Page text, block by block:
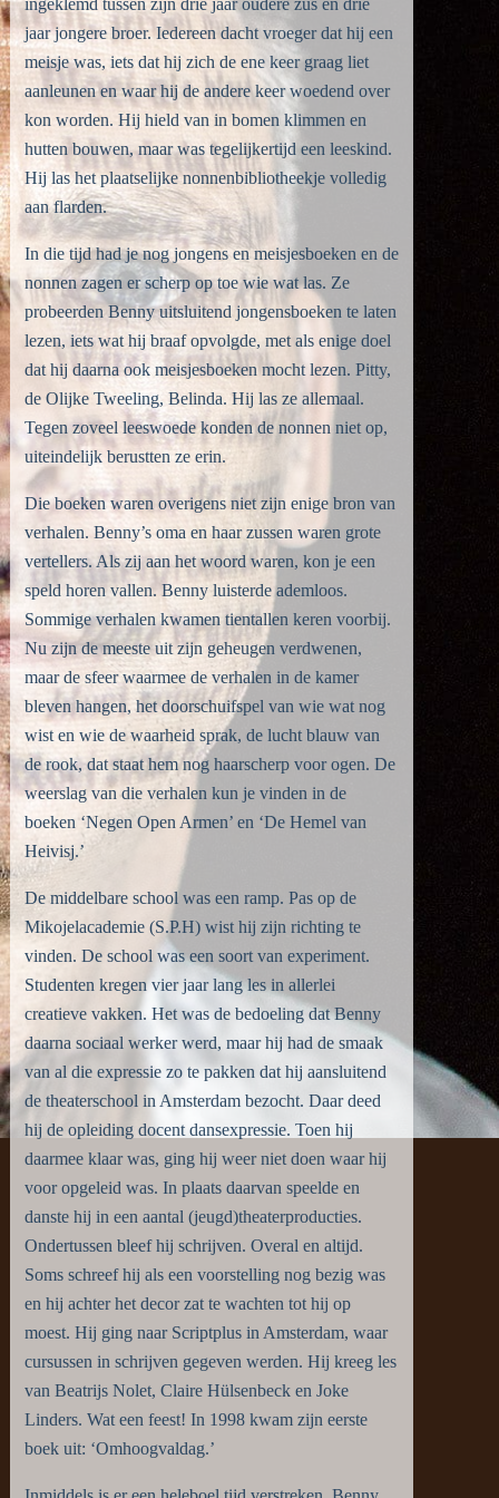
jaar jongere broer. Iedereen dacht vroeger dat hij een
meisje was, iets dat hij zich de ene keer graag liet
aanleunen en waar hij de andere keer woedend over
kon worden. Hij hield van in bomen klimmen en
hutten bouwen, maar was tegelijkertijd een leeskind.
Hij las het plaatselijke nonnenbibliotheekje volledig
aan flarden.
In die tijd had je nog jongens en meisjesboeken en de
nonnen zagen er scherp op toe wie wat las. Ze
probeerden Benny uitsluitend jongensboeken te laten
lezen, iets wat hij braaf opvolgde, met als enige doel
dat hij daarna ook meisjesboeken mocht lezen. Pitty,
de Olijke Tweeling, Belinda. Hij las ze allemaal.
Tegen zoveel leeswoede konden de nonnen niet op,
uiteindelijk berustten ze erin.
Die boeken waren overigens niet zijn enige bron van
verhalen. Benny’s oma en haar zussen waren grote
vertellers. Als zij aan het woord waren, kon je een
speld horen vallen. Benny luisterde ademloos.
Sommige verhalen kwamen tientallen keren voorbij.
Nu zijn de meeste uit zijn geheugen verdwenen,
maar de sfeer waarmee de verhalen in de kamer
bleven hangen, het doorschuifspel van wie wat nog
wist en wie de waarheid sprak, de lucht blauw van
de rook, dat staat hem nog haarscherp voor ogen. De
weerslag van die verhalen kun je vinden in de
boeken ‘Negen Open Armen’ en ‘De Hemel van
Heivisj.’
De middelbare school was een ramp. Pas op de
Mikojelacademie (S.P.H) wist hij zijn richting te
vinden. De school was een soort van experiment.
Studenten kregen vier jaar lang les in allerlei
creatieve vakken. Het was de bedoeling dat Benny
daarna sociaal werker werd, maar hij had de smaak
van al die expressie zo te pakken dat hij aansluitend
de theaterschool in Amsterdam bezocht. Daar deed
hij de opleiding docent dansexpressie. Toen hij
daarmee klaar was, ging hij weer niet doen waar hij
voor opgeleid was. In plaats daarvan speelde en
danste hij in een aantal (jeugd)theaterproducties.
Ondertussen bleef hij schrijven. Overal en altijd.
Soms schreef hij als een voorstelling nog bezig was
en hij achter het decor zat te wachten tot hij op
moest. Hij ging naar Scriptplus in Amsterdam, waar
cursussen in schrijven gegeven werden. Hij kreeg les
van Beatrijs Nolet, Claire Hülsenbeck en Joke
Linders. Wat een feest! In 1998 kwam zijn eerste
boek uit: ‘Omhoogvaldag.’